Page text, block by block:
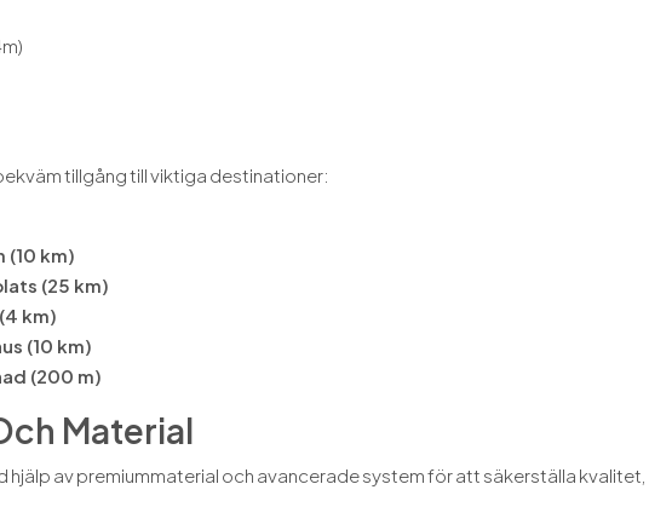
tillgång till viktiga destinationer:
(10 km)
(25 km)
km)
(10 km)
(200 m)
Material
av premiummaterial och avancerade system för att säkerställa kvalitet,